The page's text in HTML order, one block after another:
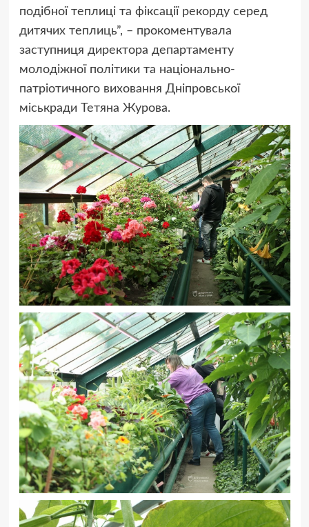
подібної теплиці та фіксації рекорду серед
дитячих теплиць”, – прокоментувала
заступниця директора департаменту
молодіжної політики та національно-
патріотичного виховання Дніпровської
міськради Тетяна Журова.